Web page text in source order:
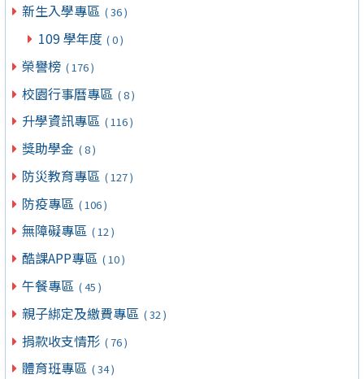
新生入學專區 ( 36 )
109 學年度 ( 0 )
榮譽榜 ( 176 )
校園行事曆專區 ( 8 )
升學資訊專區 ( 116 )
獎助學金 ( 8 )
防災教育專區 ( 127 )
防疫專區 ( 106 )
無障礙專區 ( 12 )
酷課APP專區 ( 10 )
午餐專區 ( 45 )
親子綁定及繳費專區 ( 32 )
捐款收支情形 ( 76 )
體育班專區 ( 34 )